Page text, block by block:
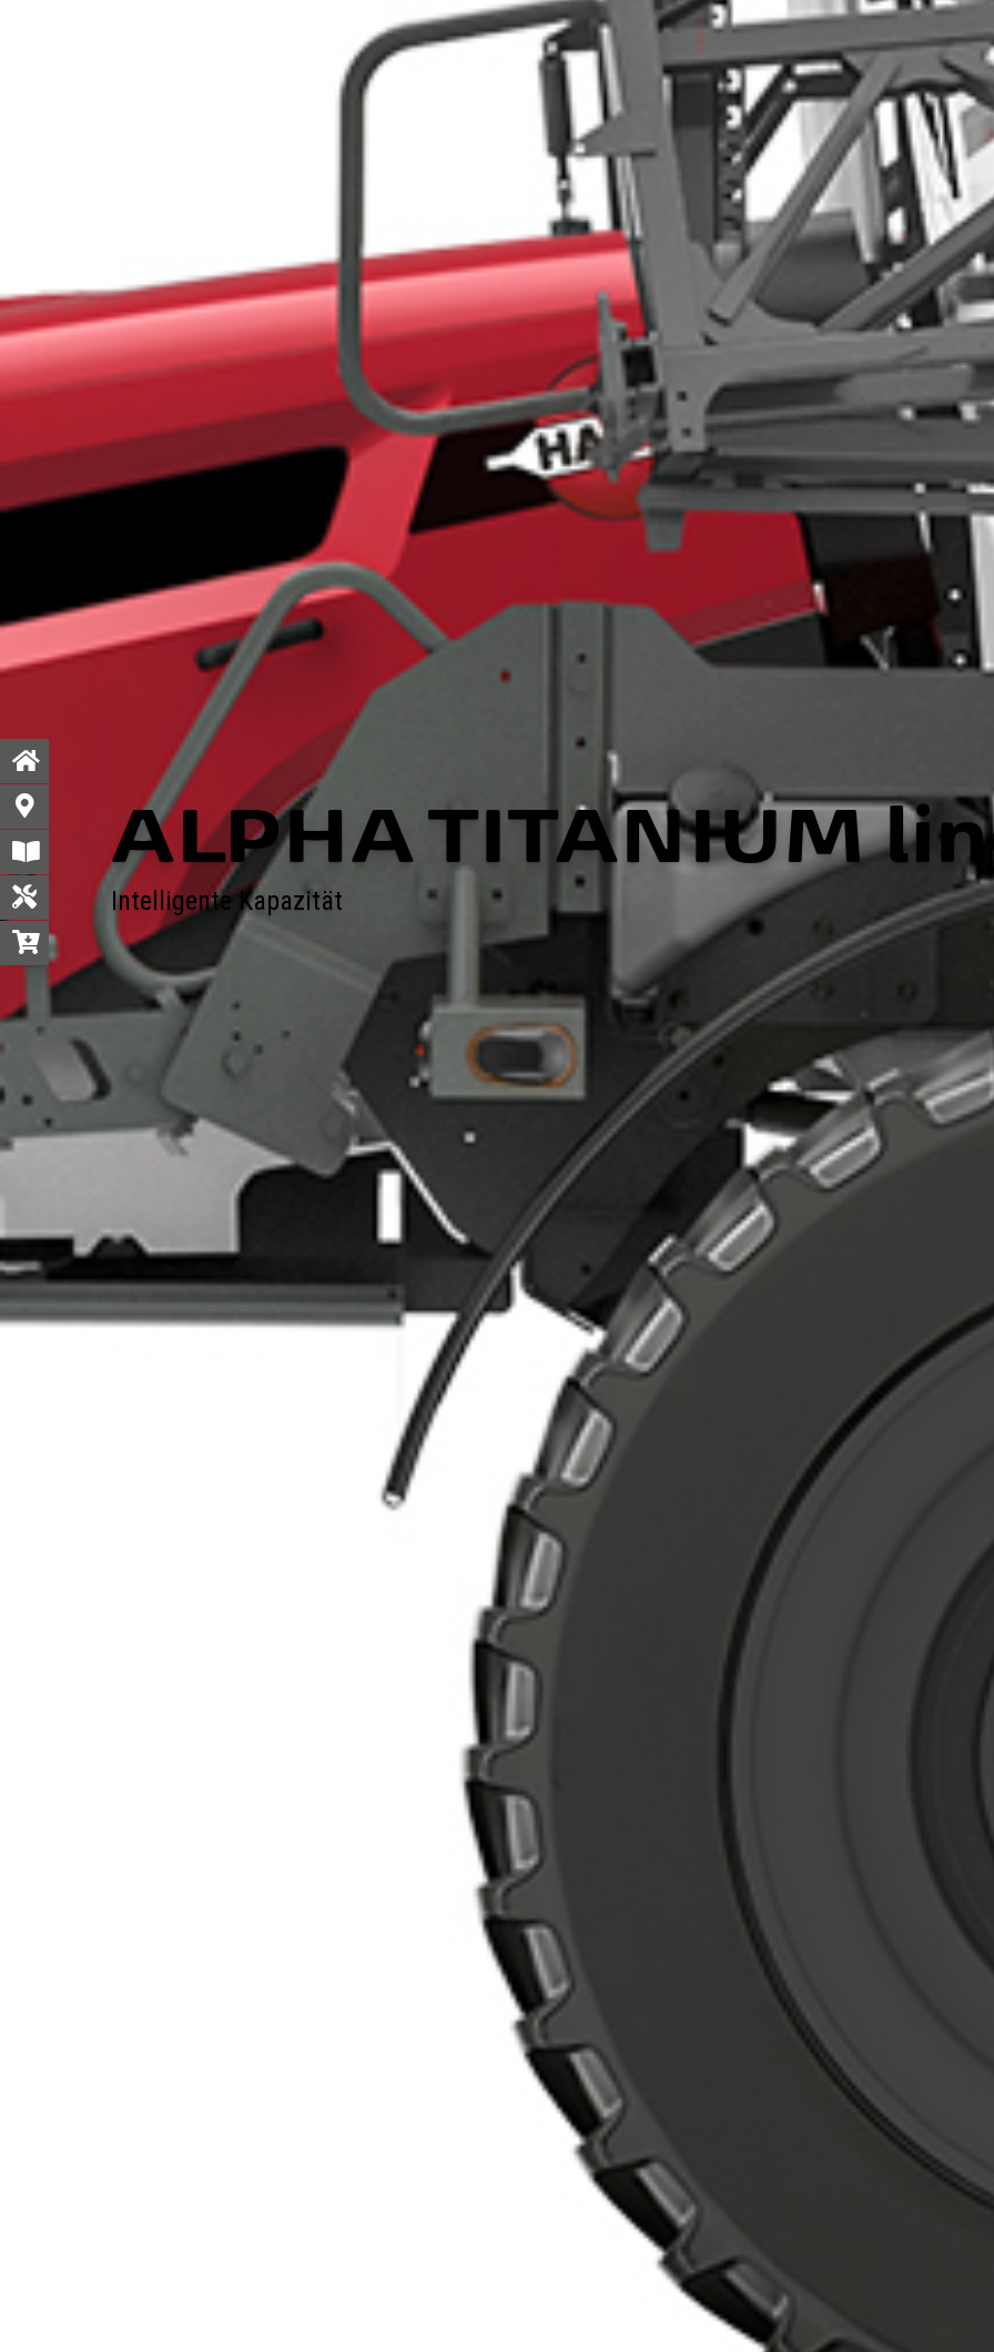
ALPHA TITANIUM
Intelligente Kapazität